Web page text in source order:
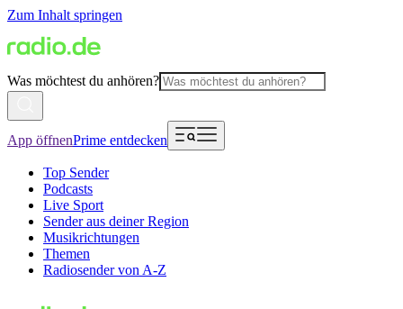
Zum Inhalt springen
Was möchtest du anhören?
App öffnenPrime entdecken
Top Sender
Podcasts
Live Sport
Sender aus deiner Region
Musikrichtungen
Themen
Radiosender von A-Z